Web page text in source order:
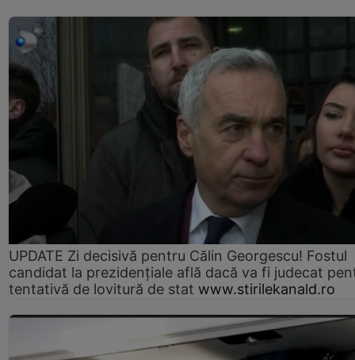
UPDATE Zi decisivă pentru Călin Georgescu! Fostul
candidat la prezidențiale află dacă va fi judecat
tentativă de lovitură de stat www.stirilekanald.ro